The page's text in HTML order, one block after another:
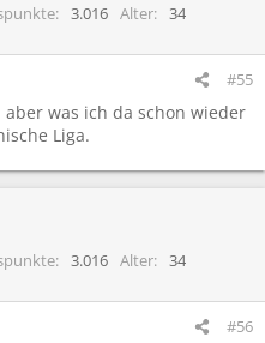
3.016 Alter
34
#55
was ich da schon wieder
Liga.
3.016 Alter
34
#56